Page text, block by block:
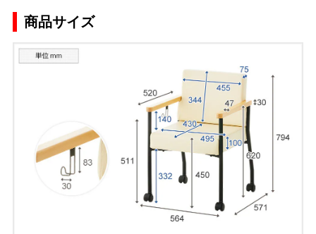
商品サイズ